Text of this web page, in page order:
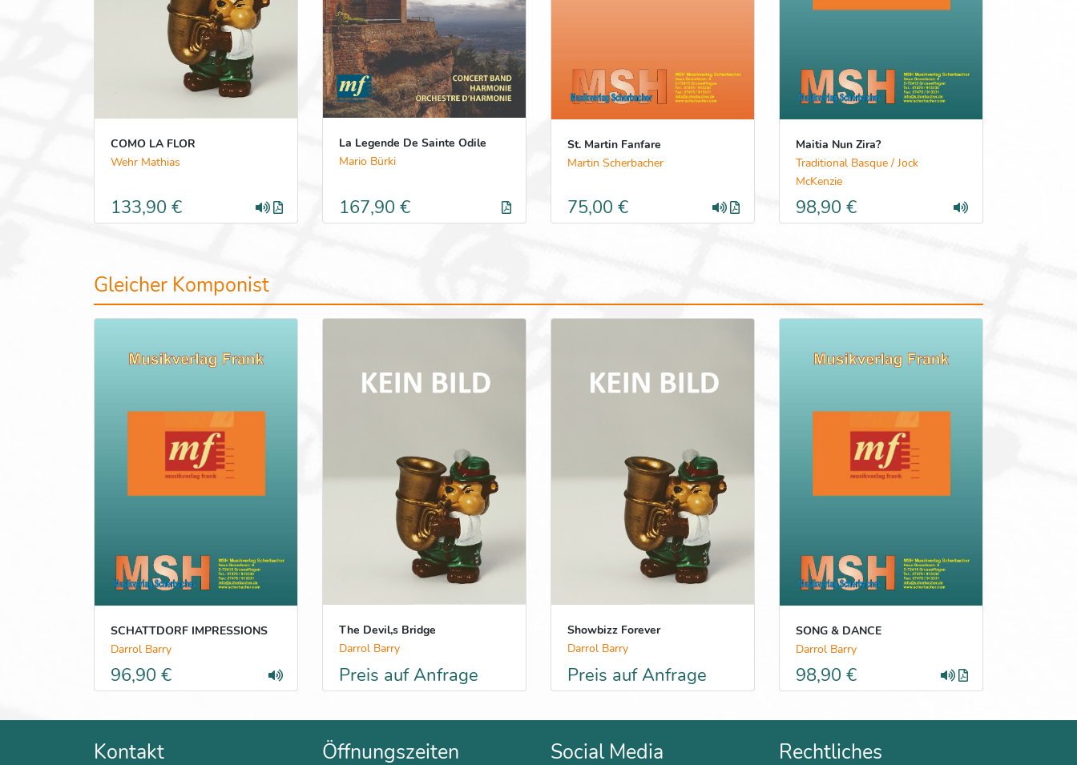
COMO LA FLOR
Wehr Mathias
133,90 €
La Legende De Sainte Odile
Mario Bürki
167,90 €
St. Martin Fanfare
Martin Scherbacher
75,00 €
Maitia Nun Zira?
Traditional Basque / Jock
McKenzie
98,90 €
Gleicher Komponist
SCHATTDORF IMPRESSIONS
Darrol Barry
96,90 €
The Devil,s Bridge
Darrol Barry
Preis auf Anfrage
Showbizz Forever
Darrol Barry
Preis auf Anfrage
SONG & DANCE
Darrol Barry
98,90 €
Kontakt Öffnungszeiten Social Media Rechtliches